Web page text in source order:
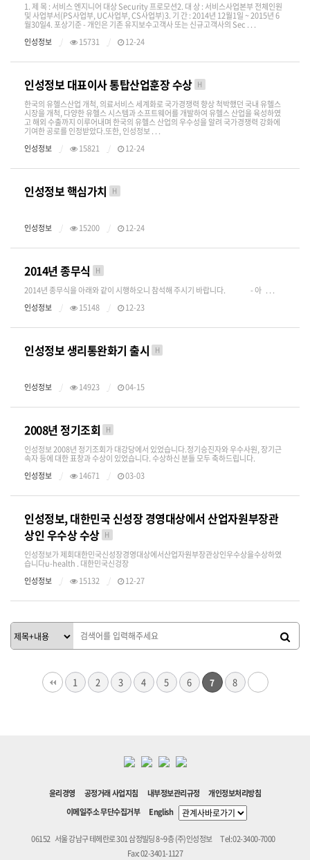
1. 제 목 : 서비스 엔지니어 대상 Security 프로모션2. 대 상 : 서비스사업본부 전체인원
및 사업부서(PS사업부, UC사업부, CS사업부)3. 기 간 : 2014년 12월1일 ~ 2015년 6
월30일4. 포상기준 - 개인은 기존 유지보수고객사 또는 신규고객사의 Sec . . .
인성정보
15731 12-24
인성정보 대표이사 통탑산업훈장 수상 H
한국의 유헬스산업 개척, 의료서비스 세계화로 국가경쟁력 향상 척박했던 국내 유헬스
시장을 개척, 다양한 유헬스 시스템과 소프트웨어를 개발하여 유헬스 산업을 육성하였
고 해외 수출까지 이루어내며 한국의 유헬스 산업의 우수성을 알려 국가경쟁력 강화에
기여한 공로를 인정받았다.또한, 인성정보 . . .
인성정보
15821 12-24
인성정보 핵심가치 H
인성정보 15200 12-24
2014년 종무식 H
2014년 종무식을 아래와 같이 시행하오니 참석해 주시기 바랍니다. - 아 . . .
인성정보
15148 12-23
인성정보 생리통완화기 출시 H
인성정보 14923 04-15
2008년 정기조회 H
인성정보 2008년 정기조회가 대강당에서 있었습니다.정기승진자와 우수사원, 장기근
속자 등에 대한 표창과 수상이 있었습니다. 수상하신 분들 모두 축하드립니다.
인성정보
14671 03-03
인성정보, 대한민국 신성장 경영대상에서 산업자원부장관
상인 우수상 수상 H
인성정보가 제회대한민국신성장경영대상에서산업자원부장관상인우수상을수상하였
습니다u-health . 대한민국신겅장
인성정보
15132 12-27
1 2 3 4 5 6 7 8
윤리경영 공정거래 사업지침 내부정보관리규정
개인정보처리방침
이메일주소 무단수집거부
English
06152 서울 강남구 테헤란로 301 삼정빌딩 8~9층 (주)인성정보
Tel: 02-3400-7000
Fax: 02-3401-1127